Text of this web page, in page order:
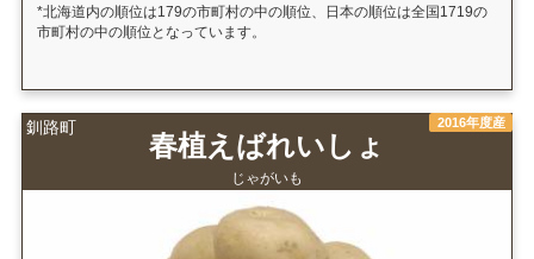
*北海道内の順位は179の市町村の中の順位、日本の順位は全国1719の
市町村の中の順位となっています。
釧路町 2016年度産
春植えばれいしょ
じゃがいも